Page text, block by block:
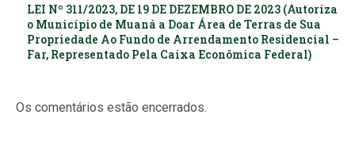
LEI Nº 311/2023, DE 19 DE DEZEMBRO DE 2023 (Autoriza
o Município de Muaná a Doar Área de Terras de Sua
Propriedade Ao Fundo de Arrendamento Residencial –
Far, Representado Pela Caixa Econômica Federal)
Os comentários estão encerrados.